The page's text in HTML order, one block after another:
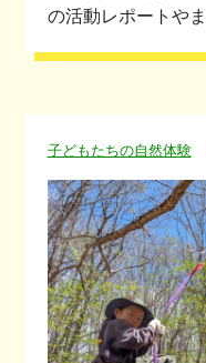
の活動レポートや
子どもたちの自然体験